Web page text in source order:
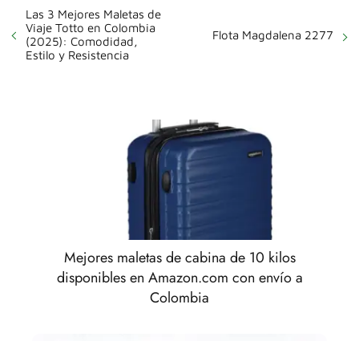
Las 3 Mejores Maletas de
Viaje Totto en Colombia
(2025): Comodidad,
Estilo y Resistencia
Flota Magdalena 2277
Mejores maletas de cabina de 10 kilos
disponibles en Amazon.com con envío a
Colombia